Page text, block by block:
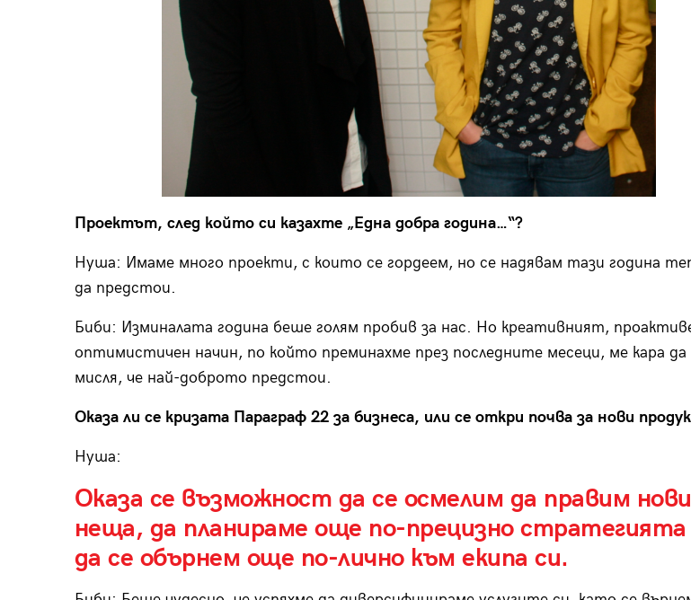
Проектът, след който си казахте „Една добра година…“?
Нуша: Имаме много проекти, с които се гордеем, но се надявам тази година
да предстои.
Биби: Изминалата година беше голям пробив за нас. Но креативният,
оптимистичен начин, по който преминахме през последните месеци, ме кара да
мисля, че най-доброто предстои.
Оказа ли се кризата Параграф 22 за бизнеса, или се откри почва за нови
Нуша:
Оказа се възможност да се осмелим да правим нови
неща, да планираме още по-прецизно стратегията
да се обърнем още по-лично към екипа си.